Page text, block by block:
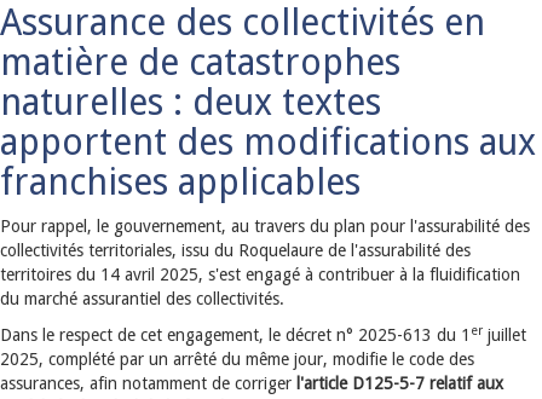
Assurance des collectivités en
matière de catastrophes
naturelles : deux textes
apportent des modifications aux
franchises applicables
Pour rappel, le gouvernement, au travers du plan pour l'assurabilité des
collectivités territoriales, issu du Roquelaure de l'assurabilité des
territoires du 14 avril 2025, s'est engagé à contribuer à la fluidification
du marché assurantiel des collectivités.
Dans le respect de cet engagement, le décret n° 2025-613 du 1 er juillet
2025, complété par un arrêté du même jour, modifie le code des
assurances, afin notamment de corriger l'article D125-5-7 relatif aux